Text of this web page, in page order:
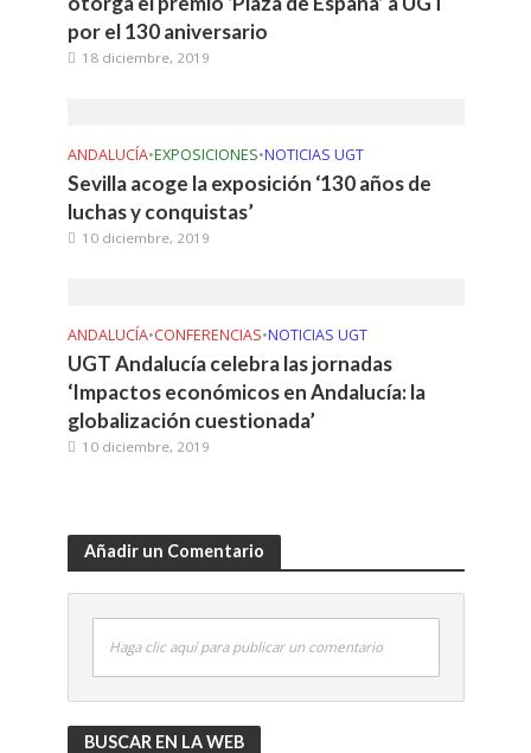
por el 130 aniversario
18 diciembre, 2019
ANDALUCÍA•EXPOSICIONES•NOTICIAS UGT
Sevilla acoge la exposición ‘130 años de
luchas y conquistas’
10 diciembre, 2019
ANDALUCÍA•CONFERENCIAS•NOTICIAS UGT
UGT Andalucía celebra las jornadas
‘Impactos económicos en Andalucía: la
globalización cuestionada’
10 diciembre, 2019
Añadir un Comentario
Haga clic aquí para publicar un comentario
BUSCAR EN LA WEB